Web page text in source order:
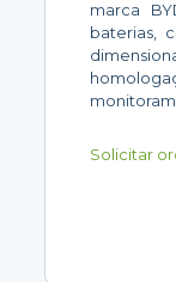
marca
baterias,
Solicitar